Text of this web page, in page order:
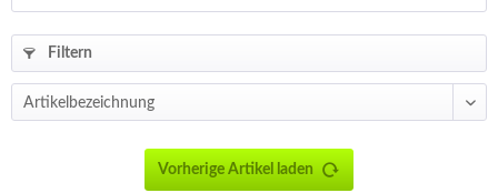
Filtern
Vorherige Artikel laden